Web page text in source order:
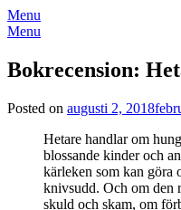
Menu
Menu
Bokrecension:
Posted on augusti 2, 2018
Hetare handlar om
blossande kinder och
kärleken som kan göra
knivsudd. Och om den
skuld och skam, om